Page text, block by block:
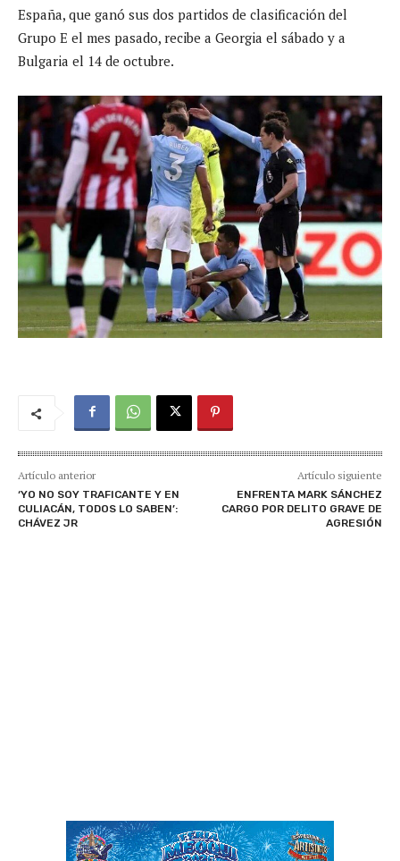
España, que ganó sus dos partidos de clasificación del
Grupo E el mes pasado, recibe a Georgia el sábado y a
Bulgaria el 14 de octubre.
Artículo anterior
‘YO NO SOY TRAFICANTE Y EN
CULIACÁN, TODOS LO SABEN’:
CHÁVEZ JR
Artículo siguiente
ENFRENTA MARK SÁNCHEZ
CARGO POR DELITO GRAVE DE
AGRESIÓN